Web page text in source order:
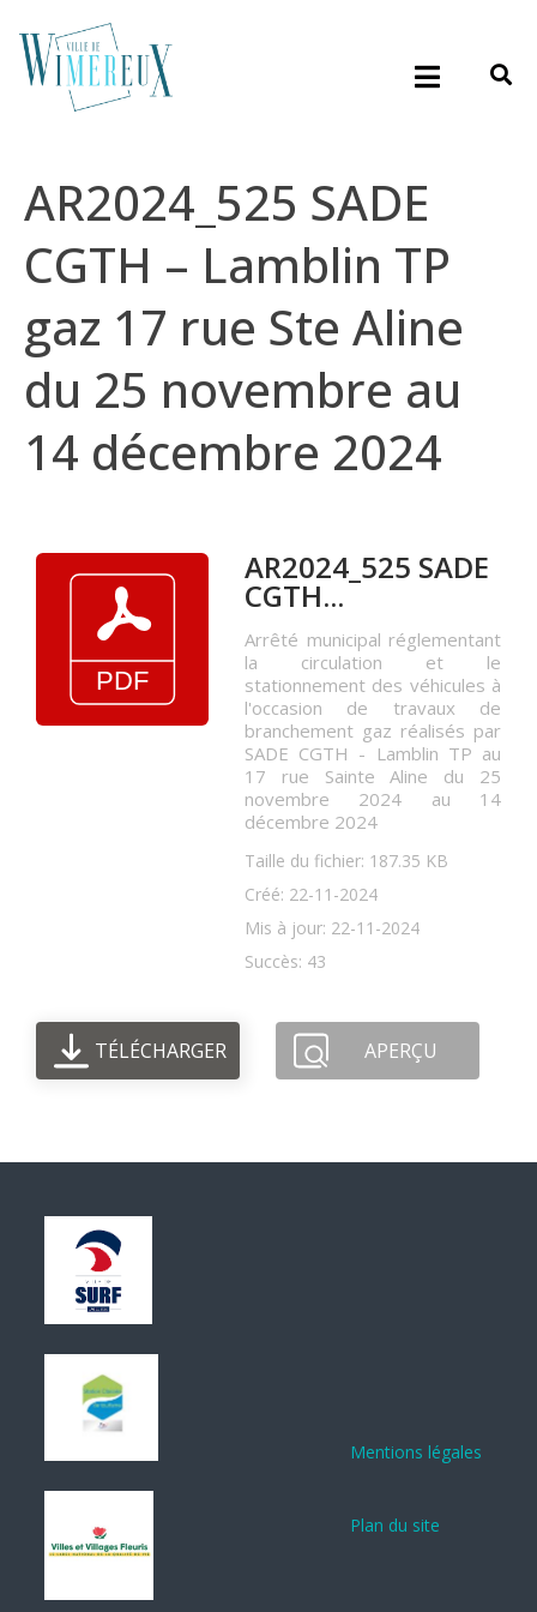
AR2024_525 SADE
CGTH – Lamblin TP
gaz 17 rue Ste Aline
du 25 novembre au
14 décembre 2024
AR2024_525 SADE
CGTH...
Arrêté municipal réglementant
la circulation et le
stationnement des véhicules à
l'occasion de travaux de
branchement gaz réalisés par
SADE CGTH - Lamblin TP au
17 rue Sainte Aline du 25
novembre 2024 au 14
décembre 2024
Taille du fichier: 187.35 KB
Créé: 22-11-2024
Mis à jour: 22-11-2024
Succès: 43
TÉLÉCHARGER APERÇU
Mentions légales
Plan du site